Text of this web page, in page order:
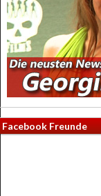
Facebook Freunde